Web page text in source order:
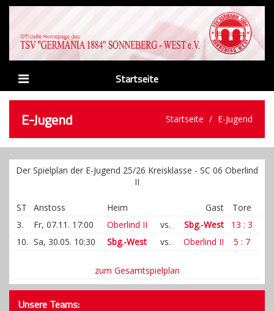
Startseite
News
Männer
Nachwuchs
Sponsoren
Gästebuch
E-Jugend Startseite E-Jugend
Der Spielplan der E-Jugend 25/26 Kreisklasse - SC 06 Oberlind
II
ST Anstoss Heim Gast
Tore
3.
Fr, 07.11. 17:00 Oberlind II vs. Sbg.-West
13 : 3
10. Sa, 30.05. 10:30 Sbg.-West vs. Oberlind II 5 : 7
zum Gesamtspielplan
Unsere Teams: